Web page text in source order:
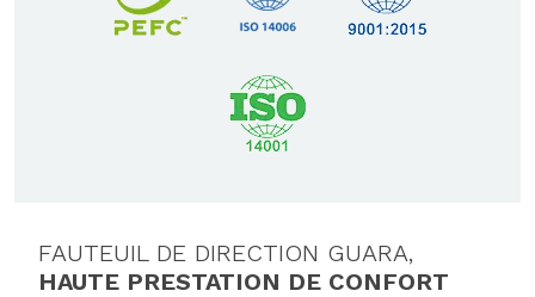
FAUTEUIL DE DIRECTION GUARA,
HAUTE PRESTATION DE CONFORT